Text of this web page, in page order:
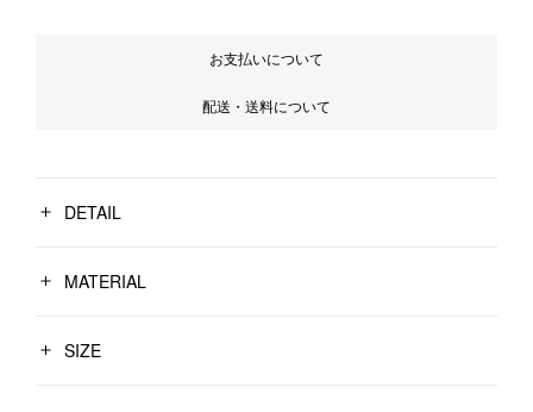
お支払いについて
配送・送料について
DETAIL
MATERIAL
SIZE